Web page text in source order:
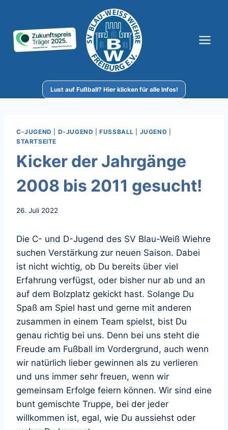
springen
Lust auf Fußball? Hier klicken für alle Infos!
C-JUGEND D-JUGEND |FUSSBALL JUGEND
STARTSEITE
Kicker der Jahrgänge
2008 bis 2011 gesucht!
26. Juli 2022
Die C- und D-Jugend des SV Blau-Weiß Wiehre
suchen Verstärkung zur neuen Saison. Dabei
ist nicht wichtig, ob Du bereits über viel
Erfahrung verfügst, oder bisher nur ab und an
auf dem Bolzplatz gekickt hast. Solange Du
Spaß am Spiel hast und gerne mit anderen
zusammen in einem Team spielst, bist Du
genau richtig bei uns. Denn bei uns steht die
Freude am Fußball im Vordergrund, auch wenn
wir natürlich lieber gewinnen als zu verlieren
und uns immer sehr freuen, wenn wir
gemeinsam Erfolge feiern können. Wir sind eine
bunt gemischte Truppe, bei der jeder
willkommen ist, egal, wie Du aussiehst oder